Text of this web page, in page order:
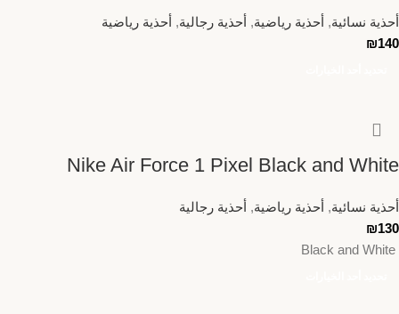
أحذية نسائية, أحذية رياضية, أحذية رجالية, أحذية رياضية
₪140
Nike Air Force 1 Pixel Black and White
أحذية نسائية, أحذية رياضية, أحذية رجالية
₪130
Black and White